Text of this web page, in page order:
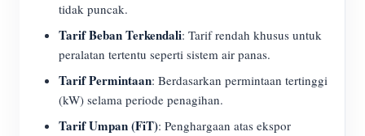
tidak puncak.
Tarif Beban Terkendali: Tarif rendah khusus untuk
peralatan tertentu seperti sistem air panas.
Tarif Permintaan: Berdasarkan permintaan tertinggi
(kW) selama periode penagihan.
Tarif Umpan (FiT): Penghargaan atas ekspor